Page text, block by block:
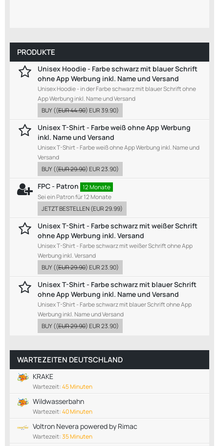
PRODUKTE
Unisex Hoodie - Farbe schwarz mit blauer Schrift
ohne App Werbung inkl. Name und Versand
Unisex Hoodie - in der Farbe schwarz mit blauer Schrift ohne
App Werbung inkl. Name und Versand
BUY((EUR 44.90)EUR 39.90)
Unisex T-Shirt - Farbe weiß ohne App Werbung
inkl. Name und Versand
Unisex T-Shirt - Farbe weiß ohne App Werbung inkl. Name und
Versand
BUY((EUR 29.90)EUR 23.90)
FPC - Patron 12 Monate
Sei ein Patron für 12 Monate
JETZT BESTELLEN(EUR 29.99)
Unisex T-Shirt - Farbe schwarz mit weißer Schrift
ohne App Werbung inkl. Versand
Unisex T-Shirt - Farbe schwarz mit weißer Schrift ohne App
Werbung inkl. Versand
BUY((EUR 29.90)EUR 23.90)
Unisex T-Shirt - Farbe schwarz mit blauer Schrift
ohne App Werbung inkl. Name und Versand
Unisex T-Shirt - Farbe schwarz mit blauer Schrift ohne App
Werbung inkl. Name und Versand
BUY((EUR 29.90)EUR 23.90)
WARTEZEITEN DEUTSCHLAND
KRAKE
Wartezeit:45 Minuten
Wildwasserbahn
Wartezeit:40 Minuten
Voltron Nevera powered by Rimac
Wartezeit:35 Minuten